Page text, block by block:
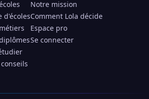
d'écoles
Notre mission
Comment Lola décide
Espace pro
Se connecter